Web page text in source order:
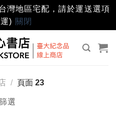
灣地區宅配，請於運送選項
) 關閉
/ 頁面 23
選